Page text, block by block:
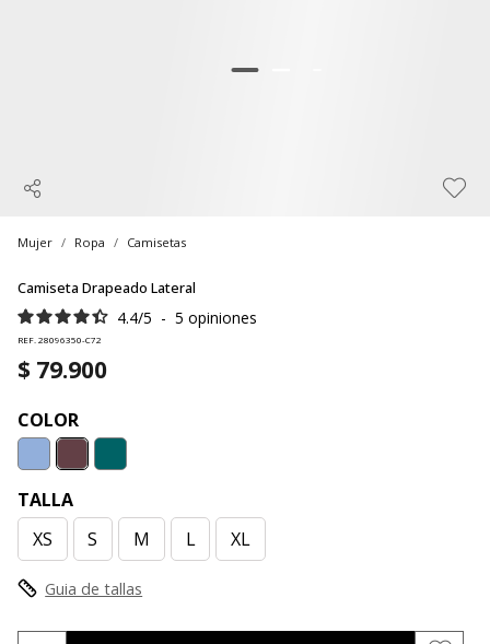
Mujer Ropa Camisetas
Camiseta Drapeado Lateral
4.4/5 - 5 opiniones
REF. 28096350-C72
$ 79.900
COLOR
TALLA
XS
S M L XL
Guia de tallas